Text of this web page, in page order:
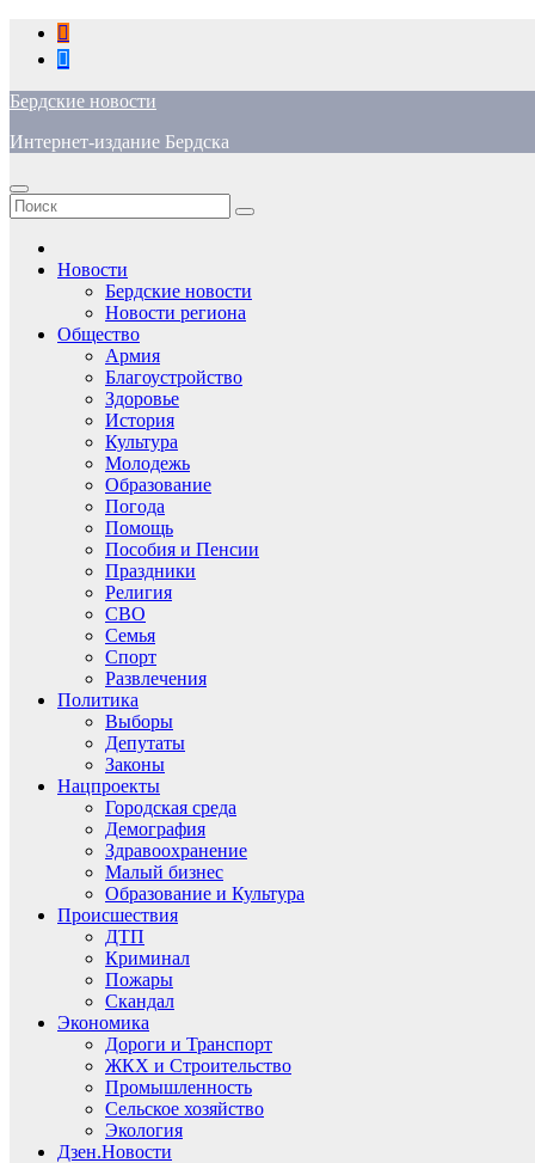
Перейти
содержимому
Бердские новости
Интернет-издание Бердска
Новости
Бердские новости
Новости региона
Общество
Армия
Благоустройство
Здоровье
История
Культура
Молодежь
Образование
Погода
Помощь
Пособия и Пенсии
Праздники
Религия
СВО
Семья
Спорт
Развлечения
Политика
Выборы
Депутаты
Законы
Нацпроекты
Городская среда
Демография
Здравоохранение
Малый бизнес
Образование и Культура
Происшествия
ДТП
Криминал
Пожары
Скандал
Экономика
Дороги и Транспорт
ЖКХ и Строительство
Промышленность
Сельское хозяйство
Экология
Дзен.Новости